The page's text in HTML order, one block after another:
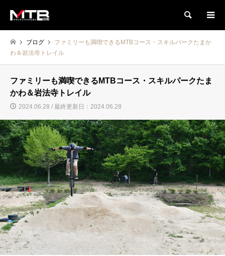
検索
ブログ
ファミリーも満喫できるMTBコース・スキルパークたまか
わ＆岩法寺トレイル
ファミリーも満喫できるMTBコース・スキルパークたま
かわ＆岩法寺トレイル
2024.06.28 / 最終更新日：2024.06.28